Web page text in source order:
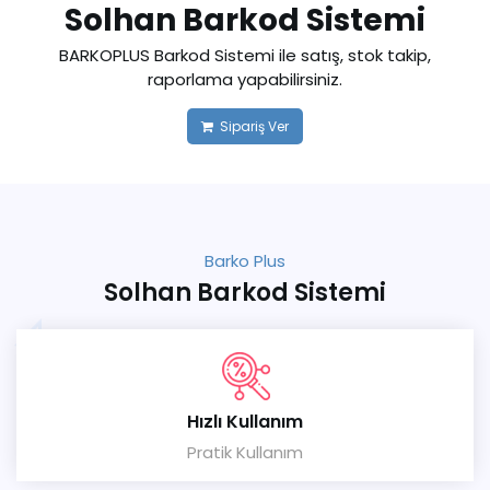
Solhan Barkod Sistemi
BARKOPLUS Barkod Sistemi ile satış, stok takip,
raporlama yapabilirsiniz.
Sipariş Ver
Barko Plus
Solhan Barkod Sistemi
Hızlı Kullanım
Pratik Kullanım